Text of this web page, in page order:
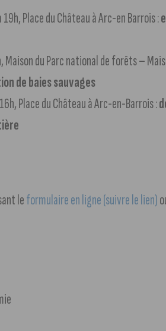
Place du Château à Arc-en Barrois :
Maison du Parc national de forêts –
de baies sauvages
Place du Château à Arc-en-Barrois :
leformulaire en ligne (suivre le lien)